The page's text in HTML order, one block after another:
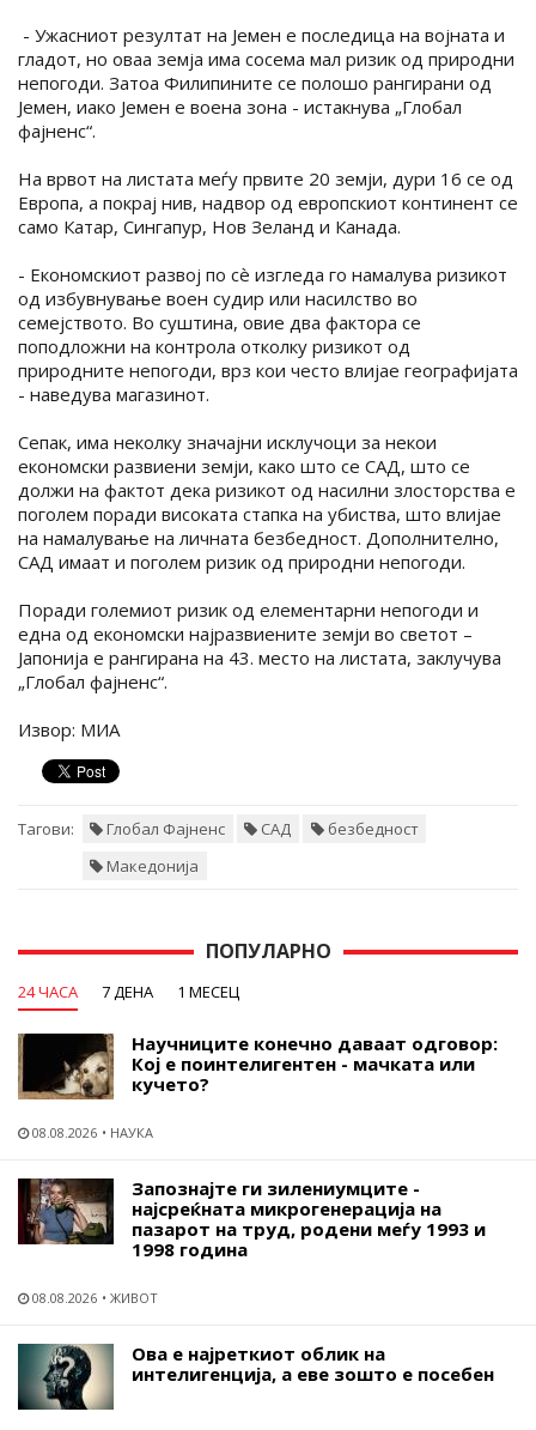
- Ужасниот резултат на Јемен е последица на војната и
гладот, но оваа земја има сосема мал ризик од природни
непогоди. Затоа Филипините се полошо рангирани од
Јемен, иако Јемен е воена зона - истакнува „Глобал
фајненс“.
На врвот на листата меѓу првите 20 земји, дури 16 се од
Европа, а покрај нив, надвор од европскиот континент се
само Катар, Сингапур, Нов Зеланд и Канада.
- Економскиот развој по сè изгледа го намалува ризикот
од избувнување воен судир или насилство во
семејството. Во суштина, овие два фактора се
поподложни на контрола отколку ризикот од
природните непогоди, врз кои често влијае географијата
- наведува магазинот.
Сепак, има неколку значајни исклучоци за некои
економски развиени земји, како што се САД, што се
должи на фактот дека ризикот од насилни злосторства е
поголем поради високата стапка на убиства, што влијае
на намалување на личната безбедност. Дополнително,
САД имаат и поголем ризик од природни непогоди.
Поради големиот ризик од елементарни непогоди и
една од економски најразвиените земји во светот –
Јапонија е рангирана на 43. место на листата, заклучува
„Глобал фајненс“.
Извор: МИА
Тагови: Глобал Фајненс САД
безбедност
Македонија
ПОПУЛАРНО
24 ЧАСА 7 ДЕНА 1 МЕСЕЦ
Научниците конечно даваат одговор:
Кој е поинтелигентен - мачката или
кучето?
08.08.2026 НАУКА
Запознајте ги зилениумците -
најсреќната микрогенерација на
пазарот на труд, родени меѓу 1993 и
1998 година
08.08.2026 ЖИВОТ
Ова е најреткиот облик на
интелигенција, а еве зошто е посебен